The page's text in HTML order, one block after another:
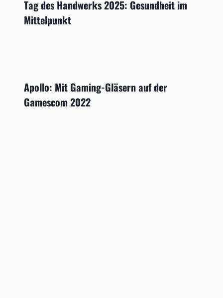
Tag des Handwerks 2025: Gesundheit im
Mittelpunkt
Apollo: Mit Gaming-Gläsern auf der
Gamescom 2022